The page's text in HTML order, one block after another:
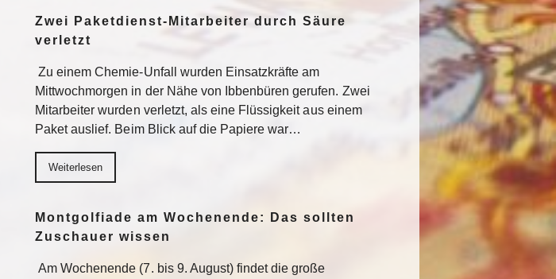
Zwei Paketdienst-Mitarbeiter durch Säure
verletzt
Zu einem Chemie-Unfall wurden Einsatzkräfte am
Mittwochmorgen in der Nähe von Ibbenbüren gerufen. Zwei
Mitarbeiter wurden verletzt, als eine Flüssigkeit aus einem
Paket auslief. Beim Blick auf die Papiere war…
Weiterlesen
Montgolfiade am Wochenende: Das sollten
Zuschauer wissen
Am Wochenende (7. bis 9. August) findet die große